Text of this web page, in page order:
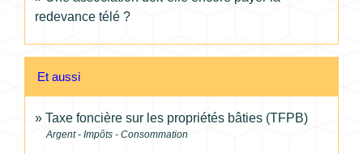
redevance télé ?
Et aussi
Taxe foncière sur les propriétés bâties (TFPB)
Argent - Impôts - Consommation